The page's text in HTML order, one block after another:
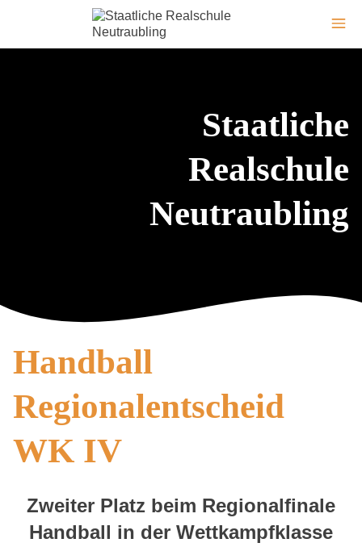
Staatliche
Realschule
Neutraubling
Handball
Regionalentscheid
WK IV
Zweiter Platz beim Regionalfinale
Handball in der Wettkampfklasse